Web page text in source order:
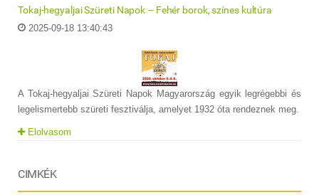
Tokaj-hegyaljai Szüreti Napok – Fehér borok, színes kultúra
2025-09-18 13:40:43
A Tokaj-hegyaljai Szüreti Napok Magyarország egyik legrégebbi és
legelismertebb szüreti fesztiválja, amelyet 1932 óta rendeznek meg.
Elolvasom
CIMKÉK